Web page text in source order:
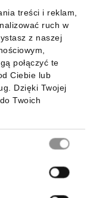
treści i reklam,
ruch w
z naszej
połączyć te
Ciebie lub
Dzięki Twojej
Twoich